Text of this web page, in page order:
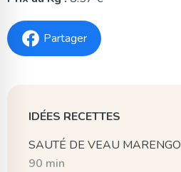
Partager
IDÉES RECETTES
SAUTÉ DE VEAU MARENGO
90 min